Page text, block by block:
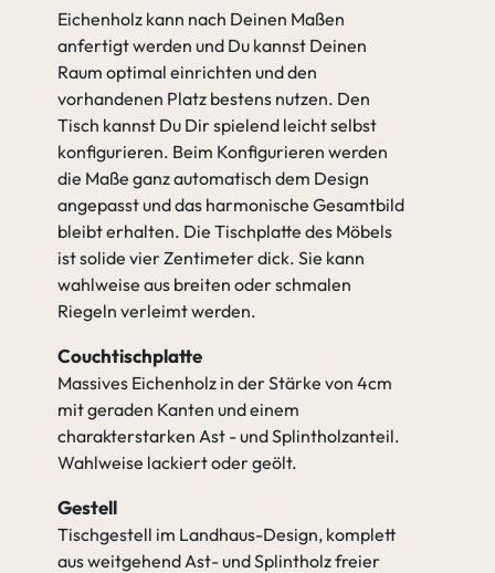
Eichenholz kann nach Deinen Maßen
anfertigt werden und Du kannst Deinen
Raum optimal einrichten und den
vorhandenen Platz bestens nutzen. Den
Tisch kannst Du Dir spielend leicht selbst
konfigurieren. Beim Konfigurieren werden
die Maße ganz automatisch dem Design
angepasst und das harmonische Gesamtbild
bleibt erhalten. Die Tischplatte des Möbels
ist solide vier Zentimeter dick. Sie kann
wahlweise aus breiten oder schmalen
Riegeln verleimt werden.
Couchtischplatte
Massives Eichenholz in der Stärke von 4cm
mit geraden Kanten und einem
charakterstarken Ast - und Splintholzanteil.
Wahlweise lackiert oder geölt.
Gestell
Tischgestell im Landhaus-Design, komplett
aus weitgehend Ast- und Splintholz freier